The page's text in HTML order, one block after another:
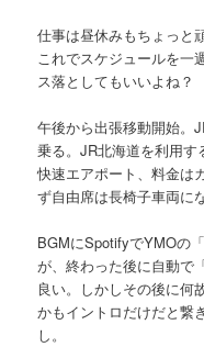
仕事は昼休みもちょっと
これでスケジュールを一
ス落としてもいいよね？
午後から出張移動開始。
乗る。JR北海道を利用す
快速エアポート、料金は
ず自由席は長椅子車両に
BGMにSpotifyでYMOの
が、終わった後に自動で
良い。しかしその後に何
かもイントロだけだと繋
し。